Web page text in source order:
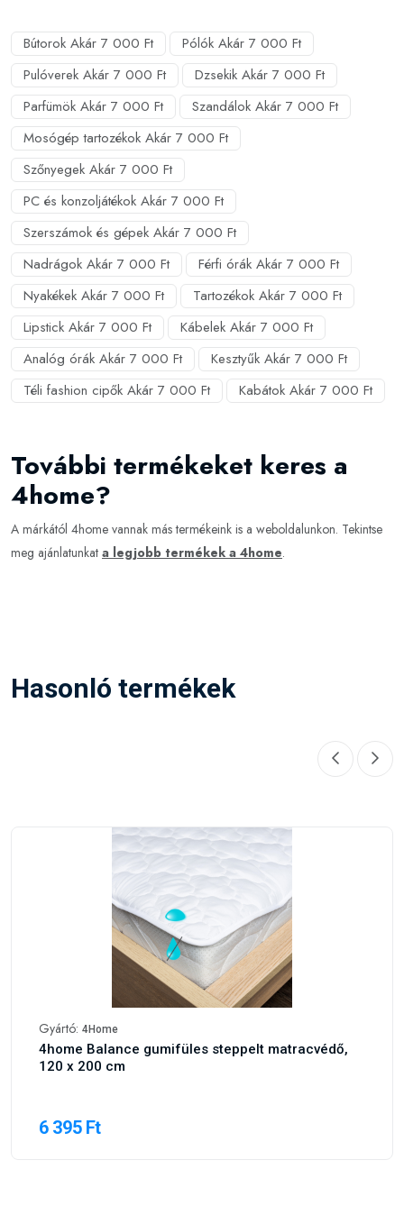
Bútorok Akár 7 000 Ft
Pólók Akár 7 000 Ft
Pulóverek Akár 7 000 Ft
Dzsekik Akár 7 000 Ft
Parfümök Akár 7 000 Ft
Szandálok Akár 7 000 Ft
Mosógép tartozékok Akár 7 000 Ft
Szőnyegek Akár 7 000 Ft
PC és konzoljátékok Akár 7 000 Ft
Szerszámok és gépek Akár 7 000 Ft
Nadrágok Akár 7 000 Ft
Férfi órák Akár 7 000 Ft
Nyakékek Akár 7 000 Ft
Tartozékok Akár 7 000 Ft
Lipstick Akár 7 000 Ft
Kábelek Akár 7 000 Ft
Analóg órák Akár 7 000 Ft
Kesztyűk Akár 7 000 Ft
Téli fashion cipők Akár 7 000 Ft
Kabátok Akár 7 000 Ft
További termékeket keres a
4home?
A márkától 4home vannak más termékeink is a weboldalunkon. Tekintse
meg ajánlatunkat a legjobb termékek a 4home.
Hasonló termékek
Gyártó: 4Home
4home Balance gumifüles steppelt matracvédő,
120 x 200 cm
6 395 Ft